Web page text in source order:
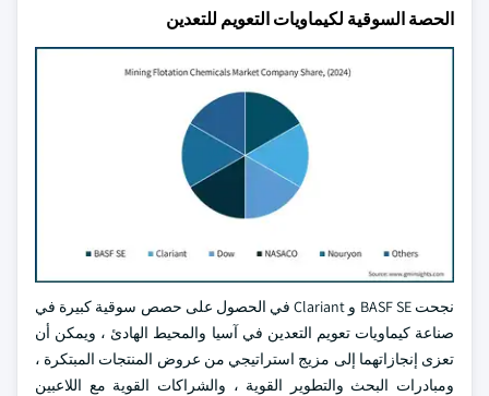
الحصة السوقية لكيماويات التعويم للتعدين
نجحت BASF SE و Clariant في الحصول على حصص سوقية كبيرة في
صناعة كيماويات تعويم التعدين في آسيا والمحيط الهادئ ، ويمكن أن
تعزى إنجازاتهما إلى مزيج استراتيجي من عروض المنتجات المبتكرة ،
ومبادرات البحث والتطوير القوية ، والشراكات القوية مع اللاعبين